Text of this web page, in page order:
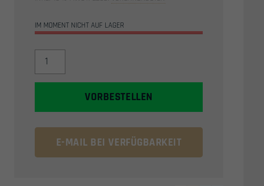
IM MOMENT NICHT AUF LAGER
DAN
AIRSOFT
REVOLVER
(SILBER)
VORBESTELLEN
E-MAIL BEI VERFÜGBARKEIT